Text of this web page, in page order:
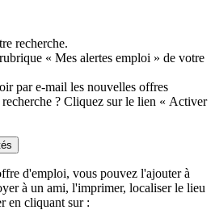
recherche.
« Mes alertes emploi » de votre
par e-mail les nouvelles offres
? Cliquez sur le lien « Activer
d'emploi, vous pouvez l'ajouter à
à un ami, l'imprimer, localiser le lieu
en cliquant sur :